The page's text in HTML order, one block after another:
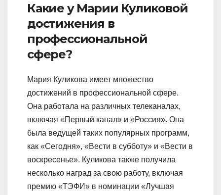
Какие у Марии Куликовой
достижения в
профессиональной
сфере?
Мария Куликова имеет множество
достижений в профессиональной сфере.
Она работала на различных телеканалах,
включая «Первый канал» и «Россия». Она
была ведущей таких популярных программ,
как «Сегодня», «Вести в субботу» и «Вести в
воскресенье». Куликова также получила
несколько наград за свою работу, включая
премию «ТЭФИ» в номинации «Лучшая